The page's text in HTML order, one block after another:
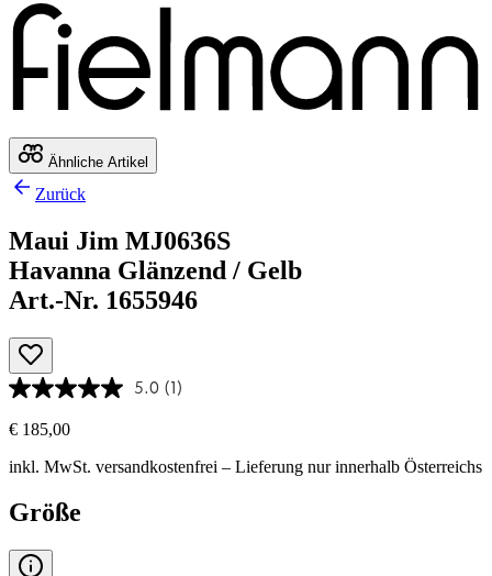
Ähnliche Artikel
Zurück
Maui Jim MJ0636S
Havanna Glänzend / Gelb
Art.-Nr. 1655946
5.0 (1)
€ 185,00
inkl. MwSt. versandkostenfrei – Lieferung nur innerhalb Österreichs
Größe